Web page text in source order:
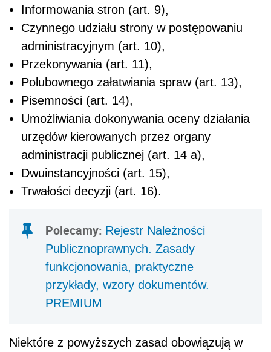
Informowania stron (art. 9),
Czynnego udziału strony w postępowaniu
administracyjnym (art. 10),
Przekonywania (art. 11),
Polubownego załatwiania spraw (art. 13),
Pisemności (art. 14),
Umożliwiania dokonywania oceny działania
urzędów kierowanych przez organy
administracji publicznej (art. 14 a),
Dwuinstancyjności (art. 15),
Trwałości decyzji (art. 16).
Polecamy: Rejestr Należności
Publicznoprawnych. Zasady
funkcjonowania, praktyczne
przykłady, wzory dokumentów.
PREMIUM
Niektóre z powyższych zasad obowiązują w